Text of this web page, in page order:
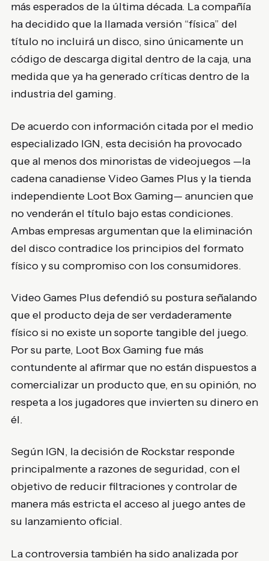
más esperados de la última década. La compañía
ha decidido que la llamada versión “física” del
título no incluirá un disco, sino únicamente un
código de descarga digital dentro de la caja, una
medida que ya ha generado críticas dentro de la
industria del gaming.
De acuerdo con información citada por el medio
especializado IGN, esta decisión ha provocado
que al menos dos minoristas de videojuegos —la
cadena canadiense Video Games Plus y la tienda
independiente Loot Box Gaming— anuncien que
no venderán el título bajo estas condiciones.
Ambas empresas argumentan que la eliminación
del disco contradice los principios del formato
físico y su compromiso con los consumidores.
Video Games Plus defendió su postura señalando
que el producto deja de ser verdaderamente
físico si no existe un soporte tangible del juego.
Por su parte, Loot Box Gaming fue más
contundente al afirmar que no están dispuestos a
comercializar un producto que, en su opinión, no
respeta a los jugadores que invierten su dinero en
él.
Según IGN, la decisión de Rockstar responde
principalmente a razones de seguridad, con el
objetivo de reducir filtraciones y controlar de
manera más estricta el acceso al juego antes de
su lanzamiento oficial.
La controversia también ha sido analizada por